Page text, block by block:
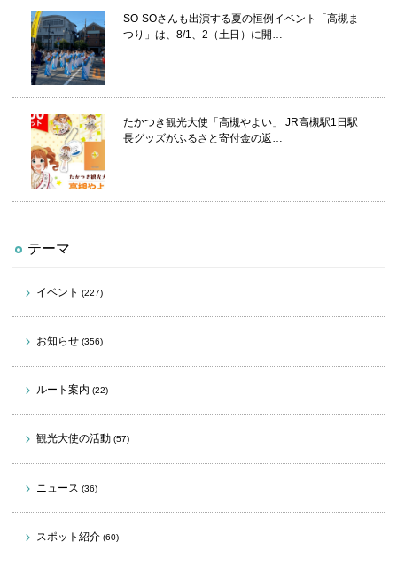
SO-SOさんも出演する夏の恒例イベント「高槻ま
つり」は、8/1、2（土日）に開…
たかつき観光大使「高槻やよい」 JR高槻駅1日駅
長グッズがふるさと寄付金の返…
テーマ
イベント (227)
お知らせ (356)
ルート案内 (22)
観光大使の活動 (57)
ニュース (36)
スポット紹介 (60)